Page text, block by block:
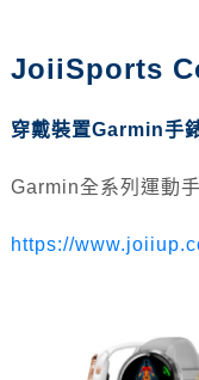
JoiiSports
穿戴裝置Garmin手
Garmin全系列運動
https://